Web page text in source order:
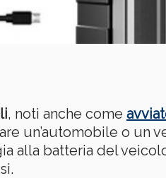
, noti anche come
un’automobile o un
alla batteria del